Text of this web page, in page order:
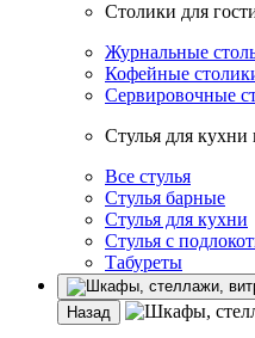
Столики для
Журнальные
Кофейные
Сервировочные
Стулья для кухни
Все стулья
Стулья барные
Стулья для кухни
Стулья с
Табуреты
Назад